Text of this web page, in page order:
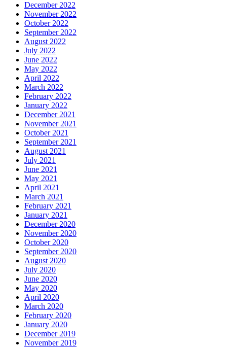
December 2022
November 2022
October 2022
September 2022
August 2022
July 2022
June 2022
May 2022
April 2022
March 2022
February 2022
January 2022
December 2021
November 2021
October 2021
September 2021
August 2021
July 2021
June 2021
May 2021
April 2021
March 2021
February 2021
January 2021
December 2020
November 2020
October 2020
September 2020
August 2020
July 2020
June 2020
May 2020
April 2020
March 2020
February 2020
January 2020
December 2019
November 2019